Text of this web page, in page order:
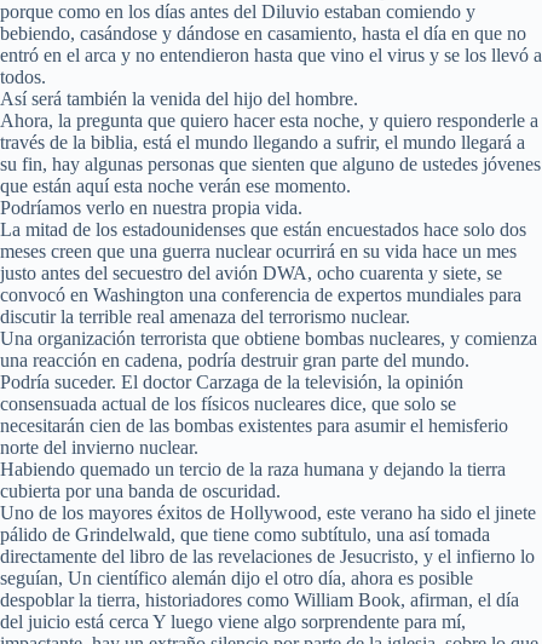
porque como en los días antes del Diluvio estaban comiendo y
bebiendo, casándose y dándose en casamiento, hasta el día en que no
entró en el arca y no entendieron hasta que vino el virus y se los llevó a
todos.
Así será también la venida del hijo del hombre.
Ahora, la pregunta que quiero hacer esta noche, y quiero responderle a
través de la biblia, está el mundo llegando a sufrir, el mundo llegará a
su fin, hay algunas personas que sienten que alguno de ustedes jóvenes
que están aquí esta noche verán ese momento.
Podríamos verlo en nuestra propia vida.
La mitad de los estadounidenses que están encuestados hace solo dos
meses creen que una guerra nuclear ocurrirá en su vida hace un mes
justo antes del secuestro del avión DWA, ocho cuarenta y siete, se
convocó en Washington una conferencia de expertos mundiales para
discutir la terrible real amenaza del terrorismo nuclear.
Una organización terrorista que obtiene bombas nucleares, y comienza
una reacción en cadena, podría destruir gran parte del mundo.
Podría suceder. El doctor Carzaga de la televisión, la opinión
consensuada actual de los físicos nucleares dice, que solo se
necesitarán cien de las bombas existentes para asumir el hemisferio
norte del invierno nuclear.
Habiendo quemado un tercio de la raza humana y dejando la tierra
cubierta por una banda de oscuridad.
Uno de los mayores éxitos de Hollywood, este verano ha sido el jinete
pálido de Grindelwald, que tiene como subtítulo, una así tomada
directamente del libro de las revelaciones de Jesucristo, y el infierno lo
seguían, Un científico alemán dijo el otro día, ahora es posible
despoblar la tierra, historiadores como William Book, afirman, el día
del juicio está cerca Y luego viene algo sorprendente para mí,